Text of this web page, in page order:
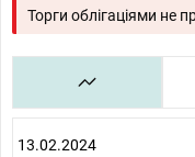
Торги облігаціями не